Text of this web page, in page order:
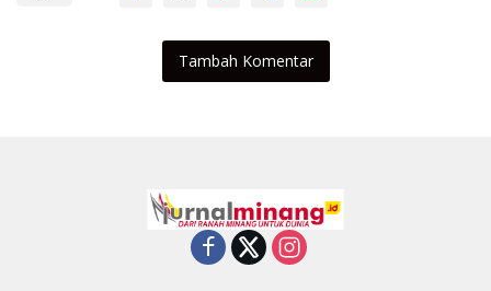
Tambah Komentar